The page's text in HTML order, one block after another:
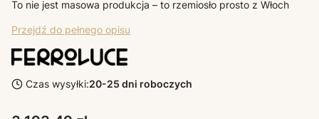
To nie jest masowa produkcja – to rzemiosło prosto z Włoch
Przejdź do pełnego opisu
Czas wysyłki:20-25 dni roboczych